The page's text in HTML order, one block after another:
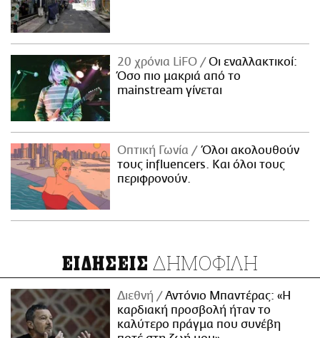
20 χρόνια LiFO
Οι εναλλακτικοί:
Όσο πιο μακριά από το
mainstream γίνεται
Οπτική Γωνία
Όλοι ακολουθούν
τους influencers. Και όλοι τους
περιφρονούν.
ΕΙΔΗΣΕΙΣ ΔΗΜΟΦΙΛΗ
Διεθνή
Αντόνιο Μπαντέρας: «Η
καρδιακή προσβολή ήταν το
καλύτερο πράγμα που συνέβη